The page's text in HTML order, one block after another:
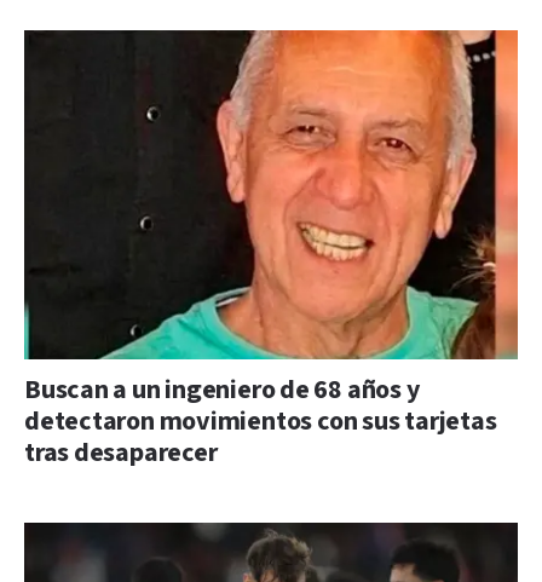
Buscan a un ingeniero de 68 años y
detectaron movimientos con sus tarjetas
tras desaparecer